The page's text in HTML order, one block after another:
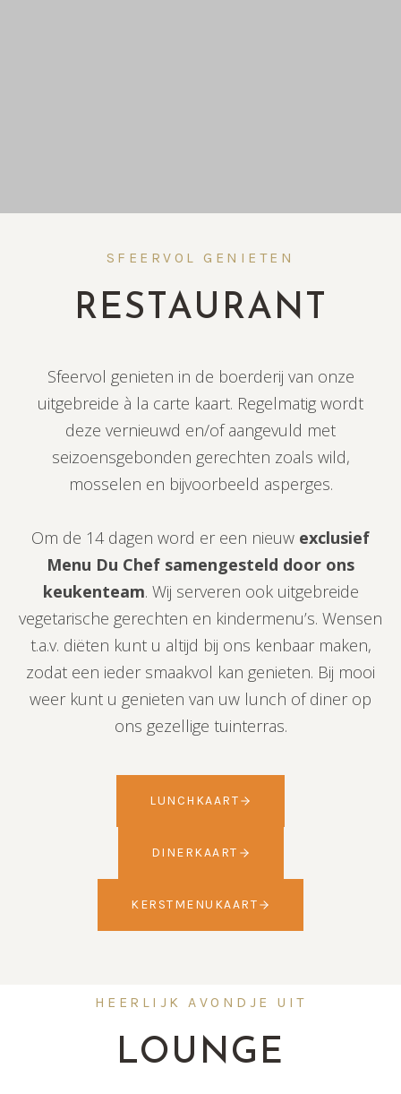
SFEERVOL GENIETEN
RESTAURANT
Sfeervol genieten in de boerderij van onze
uitgebreide à la carte kaart. Regelmatig wordt
deze vernieuwd en/of aangevuld met
seizoensgebonden gerechten zoals wild,
mosselen en bijvoorbeeld asperges.
Om de 14 dagen word er een nieuw exclusief
Menu Du Chef samengesteld door ons
keukenteam. Wij serveren ook uitgebreide
vegetarische gerechten en kindermenu’s. Wensen
t.a.v. diëten kunt u altijd bij ons kenbaar maken,
zodat een ieder smaakvol kan genieten. Bij mooi
weer kunt u genieten van uw lunch of diner op
ons gezellige tuinterras.
LUNCHKAART
DINERKAART
KERSTMENUKAART
HEERLIJK AVONDJE UIT
LOUNGE